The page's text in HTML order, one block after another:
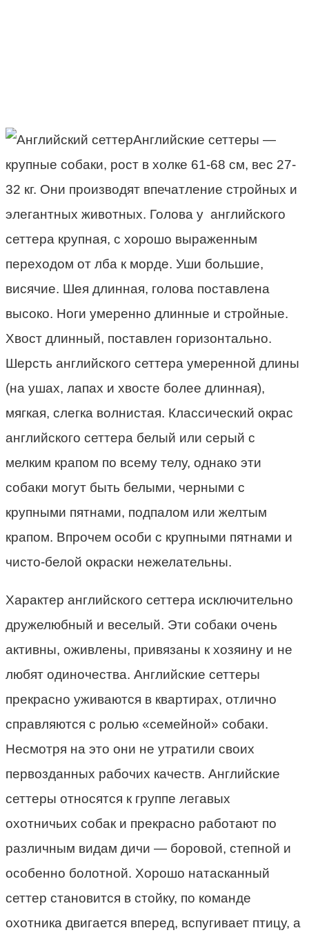
Английские сеттеры —
крупные собаки, рост в холке 61-68 см, вес 27-
32 кг. Они производят впечатление стройных и
элегантных животных. Голова у английского
сеттера крупная, с хорошо выраженным
переходом от лба к морде. Уши большие,
висячие. Шея длинная, голова поставлена
высоко. Ноги умеренно длинные и стройные.
Хвост длинный, поставлен горизонтально.
Шерсть английского сеттера умеренной длины
(на ушах, лапах и хвосте более длинная),
мягкая, слегка волнистая. Классический окрас
английского сеттера белый или серый с
мелким крапом по всему телу, однако эти
собаки могут быть белыми, черными с
крупными пятнами, подпалом или желтым
крапом. Впрочем особи с крупными пятнами и
чисто-белой окраски нежелательны.
Характер английского сеттера исключительно
дружелюбный и веселый. Эти собаки очень
активны, оживлены, привязаны к хозяину и не
любят одиночества. Английские сеттеры
прекрасно уживаются в квартирах, отлично
справляются с ролью «семейной» собаки.
Несмотря на это они не утратили своих
первозданных рабочих качеств. Английские
сеттеры относятся к группе легавых
охотничьих собак и прекрасно работают по
различным видам дичи — боровой, степной и
особенно болотной. Хорошо натасканный
сеттер становится в стойку, по команде
охотника двигается вперед, вспугивает птицу, а